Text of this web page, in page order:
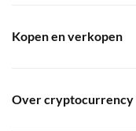
Kopen en verkopen
Over cryptocurrency